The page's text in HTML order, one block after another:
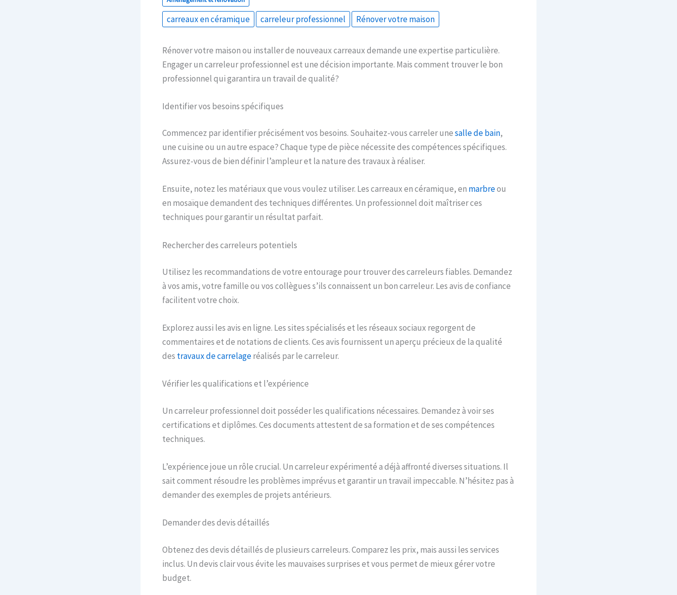
carreaux en céramique carreleur professionnel Rénover votre maison
Rénover votre maison ou installer de nouveaux carreaux demande une expertise particulière.
Engager un carreleur professionnel est une décision importante. Mais comment trouver le bon
professionnel qui garantira un travail de qualité?
Identifier vos besoins spécifiques
Commencez par identifier précisément vos besoins. Souhaitez-vous carreler unesalle de bain,
une cuisine ou un autre espace? Chaque type de pièce nécessite des compétences spécifiques.
Assurez-vous de bien définir l’ampleur et la nature des travaux à réaliser.
Ensuite, notez les matériaux que vous voulez utiliser. Les carreaux en céramique, en marbreou
en mosaïque demandent des techniques différentes. Un professionnel doit maîtriser ces
techniques pour garantir un résultat parfait.
Rechercher des carreleurs potentiels
Utilisez les recommandations de votre entourage pour trouver des carreleurs fiables. Demandez
à vos amis, votre famille ou vos collègues s’ils connaissent un bon carreleur. Les avis de confiance
facilitent votre choix.
Explorez aussi les avis en ligne. Les sites spécialisés et les réseaux sociaux regorgent de
commentaires et de notations de clients. Ces avis fournissent un aperçu précieux de la qualité
des travaux de carrelageréalisés par le carreleur.
Vérifier les qualifications et l’expérience
Un carreleur professionnel doit posséder les qualifications nécessaires. Demandez à voir ses
certifications et diplômes. Ces documents attestent de sa formation et de ses compétences
techniques.
L’expérience joue un rôle crucial. Un carreleur expérimenté a déjà affronté diverses situations. Il
sait comment résoudre les problèmes imprévus et garantir un travail impeccable. N’hésitez pas à
demander des exemples de projets antérieurs.
Demander des devis détaillés
Obtenez des devis détaillés de plusieurs carreleurs. Comparez les prix, mais aussi les services
inclus. Un devis clair vous évite les mauvaises surprises et vous permet de mieux gérer votre
budget.